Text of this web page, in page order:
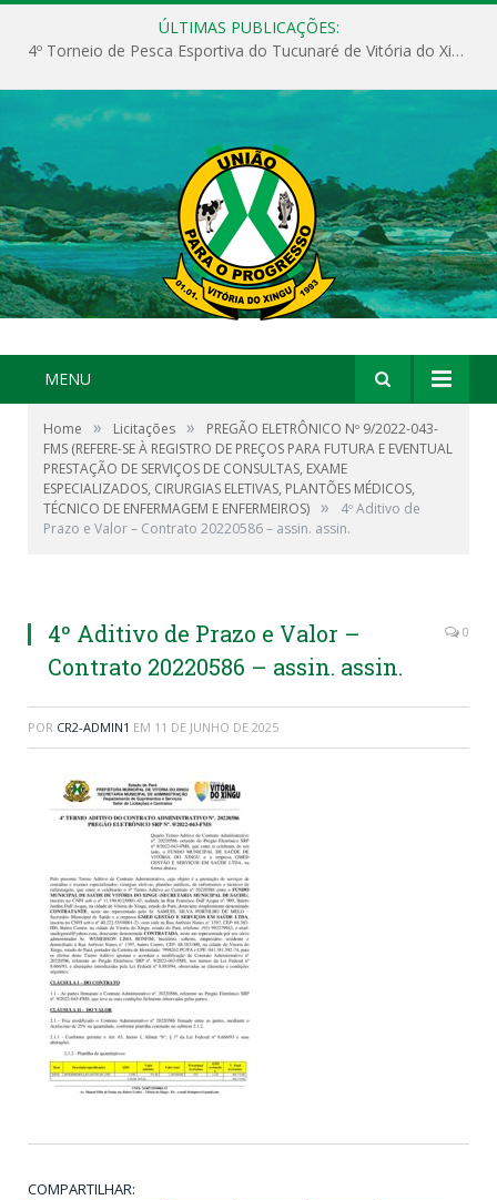
ÚLTIMAS PUBLICAÇÕES:
4º Torneio de Pesca Esportiva do Tucunaré de Vitória do Xingu
MENU
Home » Licitações »
PREGÃO ELETRÔNICO Nº 9/2022-043-
FMS (REFERE-SE À REGISTRO DE PREÇOS PARA FUTURA E EVENTUAL
PRESTAÇÃO DE SERVIÇOS DE CONSULTAS, EXAME
ESPECIALIZADOS, CIRURGIAS ELETIVAS, PLANTÕES MÉDICOS,
TÉCNICO DE ENFERMAGEM E ENFERMEIROS) »
4º Aditivo de
Prazo e Valor – Contrato 20220586 – assin. assin.
4º Aditivo de Prazo e Valor –
Contrato 20220586 – assin. assin.
0
POR CR2-ADMIN1 EM 11 DE JUNHO DE 2025
COMPARTILHAR: